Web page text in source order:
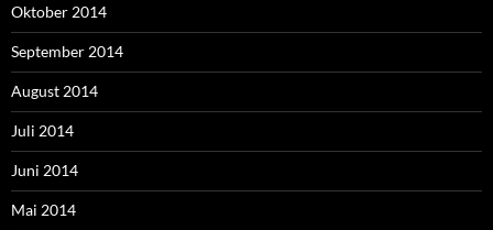
Oktober 2014
September 2014
August 2014
Juli 2014
Juni 2014
Mai 2014